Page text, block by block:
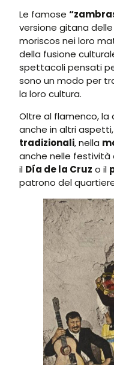
Le famose
versione gitana
moriscos nei loro
della fusione
spettacoli pensati
sono un modo per
la loro cultura.
Oltre al flamenco,
anche in altri
tradizionali, nella
anche nelle
il Día de la Cruz o il
patrono del